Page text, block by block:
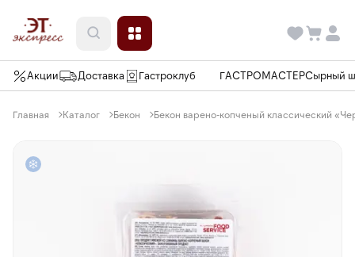
Акции Доставка Гастроклуб ГАСТРОМАСТЕРСырный
Главная Каталог Бекон Бекон варено-копченый классический